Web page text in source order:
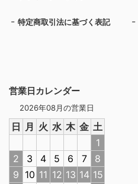
営業日カレンダー
2026年08月の営業日
日 月 火 水 木 金 土
1
2
3 4 5 6 7
8
9 10 11 12 13 14 15
特定商取引法に基づく表記